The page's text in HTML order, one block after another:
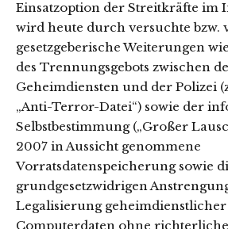
Einsatzoption der Streitkräfte im
wird heute durch versuchte bzw.
gesetzgeberische Weiterungen
des Trennungsgebots zwischen
Geheimdiensten und der Polizei
„Anti-Terror-Datei“) sowie der
Selbstbestimmung („Großer
2007 in Aussicht genommene
Vorratsdatenspeicherung sowie
grundgesetzwidrigen
Legalisierung geheimdienstlicher
Computerdaten ohne